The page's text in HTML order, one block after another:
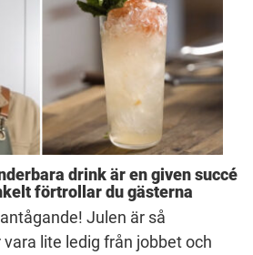
drink är en given succé
förtrollar du gästerna
Julen är så
lite ledig från jobbet och